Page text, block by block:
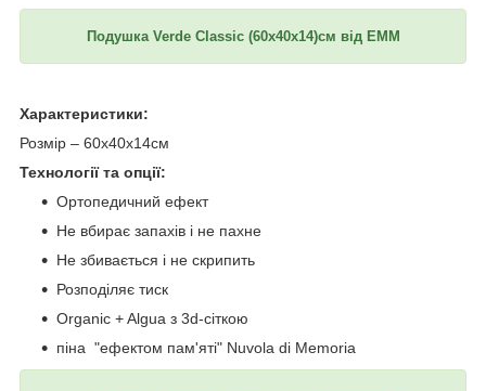
Подушка Verde Classic (60x40x14)см від ЕММ
Характеристики:
Розмір – 60x40x14см
Технології та опції:
Ортопедичний ефект
Не вбирає запахів і не пахне
Не збивається і не скрипить
Розподіляє тиск
Organic + Algua з 3d-сіткою
піна "ефектом пам'яті" Nuvola di Memoria